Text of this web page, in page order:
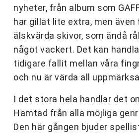
nyheter, från album som
har gillat lite extra, men även
älskvärda skivor, som ändå
något vackert. Det kan
tidigare fallit mellan våra
och nu är värda all
I det stora hela handlar det
Hämtad från alla möjliga
Den här gången bjuder